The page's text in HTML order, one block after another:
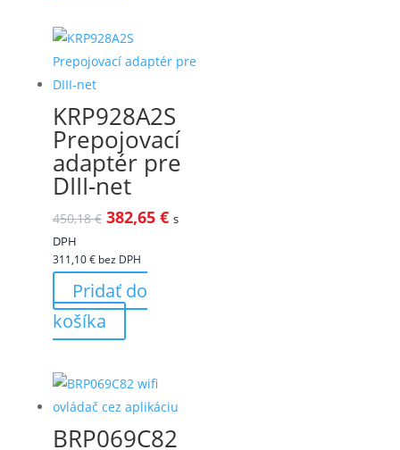
KRP928A2S
Prepojovací
adaptér pre
DIII-net
450,18€ 382,65 € s
DPH
311,10€bez DPH
Pridať do
košíka
BRP069C82